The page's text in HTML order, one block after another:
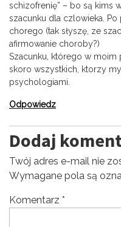
schizofrenię” – bo są kims
szacunku dla czlowieka.
chorego (tak słyszę, ze
afirmowanie choroby?)
Szacunku, którego w moim
skoro wszystkich, ktorzy
psychologiami.
Odpowiedz
Dodaj
Twój adres e-mail nie
Wymagane pola są
Komentarz *